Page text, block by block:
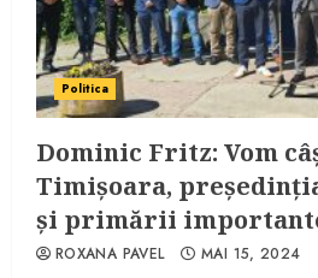
Politica
Dominic Fritz: Vom
Timișoara,
și primării
ROXANA PAVEL MAI 15, 2024